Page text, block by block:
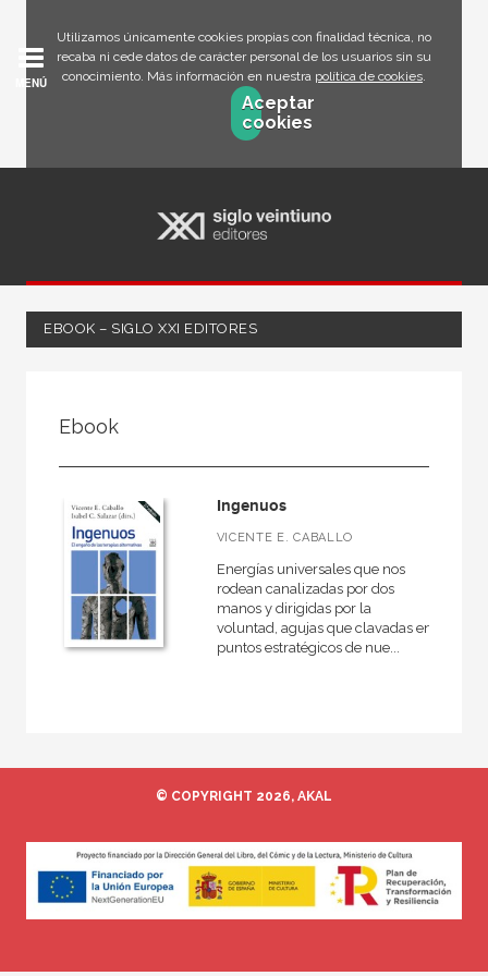
Utilizamos únicamente cookies propias con finalidad técnica, no
recaba ni cede datos de carácter personal de los usuarios sin su
conocimiento. Más información en nuestra política de cookies.
Aceptar
cookies
MENÚ
EBOOK – SIGLO XXI EDITORES
Salud
MATERIAS
Infancia y adolescencia
Medicina
NUESTROS FORMATOS
Cartoné
Ebook
Ebook
Ingenuos
VICENTE E. CABALLO
Energías universales que nos
rodean canalizadas por dos
manos y dirigidas por la
voluntad, agujas que clavadas en
puntos estratégicos de nue...
© COPYRIGHT 2026, AKAL